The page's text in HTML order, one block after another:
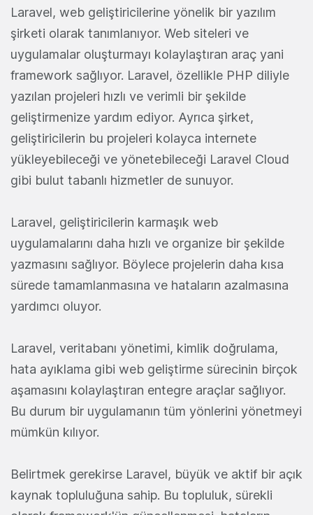
Laravel, web geliştiricilerine yönelik bir yazılım
şirketi olarak tanımlanıyor. Web siteleri ve
uygulamalar oluşturmayı kolaylaştıran araç yani
framework sağlıyor. Laravel, özellikle PHP diliyle
yazılan projeleri hızlı ve verimli bir şekilde
geliştirmenize yardım ediyor. Ayrıca şirket,
geliştiricilerin bu projeleri kolayca internete
yükleyebileceği ve yönetebileceği Laravel Cloud
gibi bulut tabanlı hizmetler de sunuyor.
Laravel, geliştiricilerin karmaşık web
uygulamalarını daha hızlı ve organize bir şekilde
yazmasını sağlıyor. Böylece projelerin daha kısa
sürede tamamlanmasına ve hataların azalmasına
yardımcı oluyor.
Laravel, veritabanı yönetimi, kimlik doğrulama,
hata ayıklama gibi web geliştirme sürecinin birçok
aşamasını kolaylaştıran entegre araçlar sağlıyor.
Bu durum bir uygulamanın tüm yönlerini yönetmeyi
mümkün kılıyor.
Belirtmek gerekirse Laravel, büyük ve aktif bir açık
kaynak topluluğuna sahip. Bu topluluk, sürekli